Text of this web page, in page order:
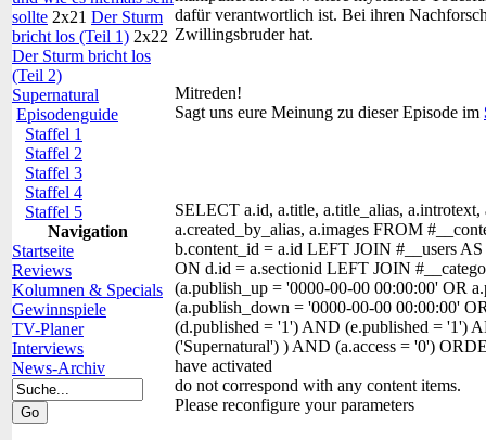
sollte 2x21 Der Sturm
bricht los (Teil 1) 2x22
Der Sturm bricht los
(Teil 2)
Supernatural
Episodenguide
Staffel 1
Staffel 2
Staffel 3
Staffel 4
Staffel 5
Navigation
Startseite
Reviews
Kolumnen & Specials
Gewinnspiele
TV-Planer
Interviews
News-Archiv
dafür verantwortlich ist. Bei ihren
Zwillingsbruder hat.
Mitreden!
Sagt uns eure Meinung zu dieser Episode im
SELECT a.id, a.title, a.title_alias, a.introtext,
a.created_by_alias, a.images FROM
b.content_id = a.id LEFT JOIN #__users
ON d.id = a.sectionid LEFT JOIN
(a.publish_up = '0000-00-00 00:00:00' OR
(a.publish_down = '0000-00-00 00:00:00'
(d.published = '1') AND (e.published = '1')
('Supernatural') ) AND (a.access = '0')
have activated
do not correspond with any content items.
Please reconfigure your parameters